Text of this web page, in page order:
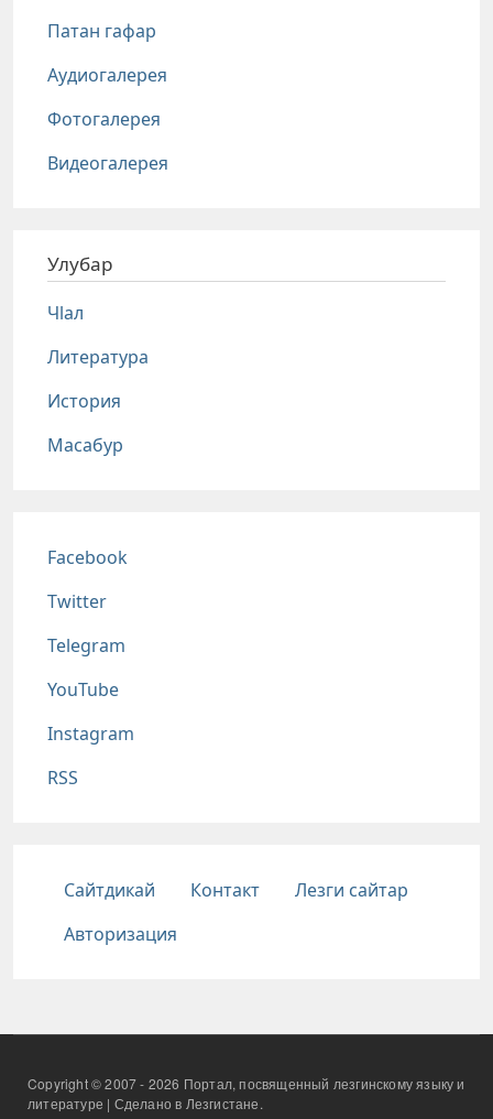
Патан гафар
Аудиогалерея
Фотогалерея
Видеогалерея
Улубар
Чlал
Литература
История
Масабур
Соц сети
Facebook
Twitter
Telegram
YouTube
Instagram
RSS
Подвал
Сайтдикай Контакт
Лезги сайтар
Авторизация
Copyright © 2007 - 2026 Портал, посвященный лезгинскому языку и
литературе | Сделано в Лезгистане.